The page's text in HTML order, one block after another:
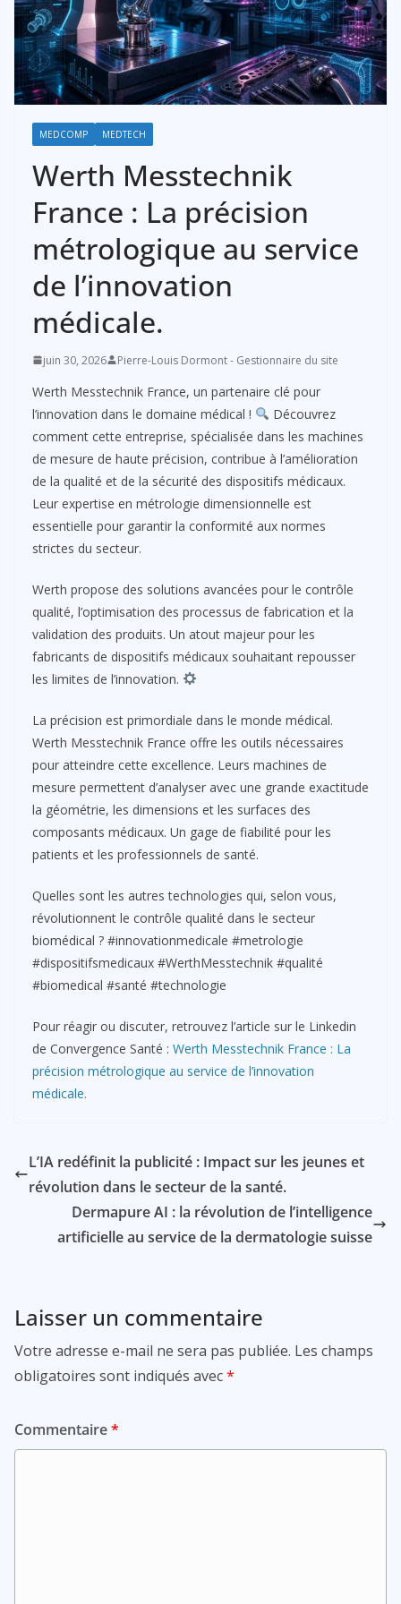
MEDCOMP MEDTECH
Werth Messtechnik
France : La précision
métrologique au service
de l’innovation
médicale.
juin 30, 2026 Pierre-Louis Dormont - Gestionnaire du site
Werth Messtechnik France, un partenaire clé pour
l’innovation dans le domaine médical !
Découvrez
comment cette entreprise, spécialisée dans les machines
de mesure de haute précision, contribue à l’amélioration
de la qualité et de la sécurité des dispositifs médicaux.
Leur expertise en métrologie dimensionnelle est
essentielle pour garantir la conformité aux normes
strictes du secteur.
Werth propose des solutions avancées pour le contrôle
qualité, l’optimisation des processus de fabrication et la
validation des produits. Un atout majeur pour les
fabricants de dispositifs médicaux souhaitant repousser
les limites de l’innovation.
La précision est primordiale dans le monde médical.
Werth Messtechnik France offre les outils nécessaires
pour atteindre cette excellence. Leurs machines de
mesure permettent d’analyser avec une grande exactitude
la géométrie, les dimensions et les surfaces des
composants médicaux. Un gage de fiabilité pour les
patients et les professionnels de santé.
Quelles sont les autres technologies qui, selon vous,
révolutionnent le contrôle qualité dans le secteur
biomédical ? #innovationmedicale #metrologie
#dispositifsmedicaux #WerthMesstechnik #qualité
#biomedical #santé #technologie
Pour réagir ou discuter, retrouvez l’article sur le Linkedin
de Convergence Santé : Werth Messtechnik France : La
précision métrologique au service de l’innovation
médicale.
L’IA redéfinit la publicité : Impact sur les jeunes et
révolution dans le secteur de la santé.
Dermapure AI : la révolution de l’intelligence
artificielle au service de la dermatologie suisse
Laisser un commentaire
Votre adresse e-mail ne sera pas publiée. Les champs
obligatoires sont indiqués avec*
Commentaire*